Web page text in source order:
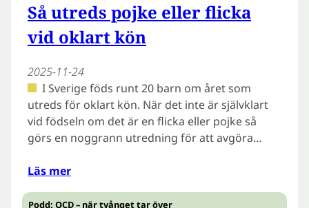
Så utreds pojke eller flicka
vid oklart kön
2025-11-24
I Sverige föds runt 20 barn om året som
utreds för oklart kön. När det inte är självklart
vid födseln om det är en flicka eller pojke så
görs en noggrann utredning för att avgöra…
Läs mer
Podd: OCD – när tvånget tar över